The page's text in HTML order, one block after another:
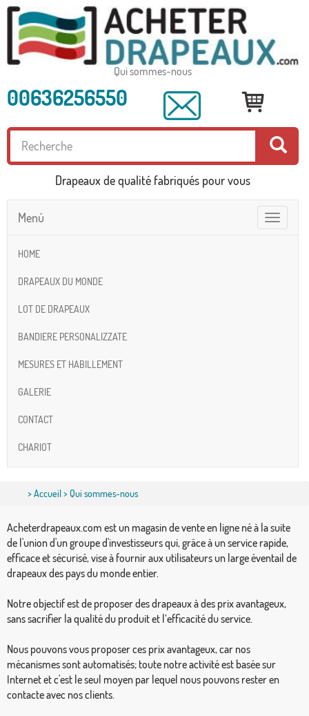
Qui sommes-nous
00636256550
Drapeaux de qualité fabriqués pour vous
Toggle
navigation
Menú
HOME
DRAPEAUX DU MONDE
LOT DE DRAPEAUX
BANDIERE PERSONALIZZATE
MESURES ET HABILLEMENT
GALERIE
CONTACT
CHARIOT
>Accueil> Qui sommes-nous
Acheterdrapeaux.com est un magasin de vente en ligne né à la suite
de l'union d'un groupe d'investisseurs qui, grâce à un service rapide,
efficace et sécurisé, vise à fournir aux utilisateurs un large éventail de
drapeaux des pays du monde entier.
Notre objectif est de proposer des drapeaux à des prix avantageux,
sans sacrifier la qualité du produit et l’efficacité du service.
Nous pouvons vous proposer ces prix avantageux, car nos
mécanismes sont automatisés; toute notre activité est basée sur
Internet et c'est le seul moyen par lequel nous pouvons rester en
contacte avec nos clients.